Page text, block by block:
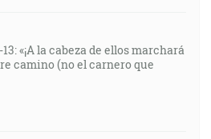
«¡A la cabeza de ellos marchará
camino (no el carnero que